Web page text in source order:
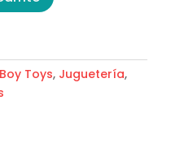
Boy Toys, Juguetería,